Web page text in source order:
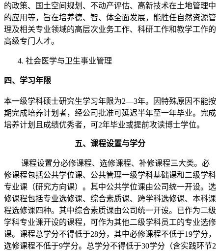
的政策、国土空间规划、不动产评估、高新技术在土地管理中
的应用等，旨在培养德、智、体全面发展，能胜任自然资源管
理及相关专业领域的高层次业务工作、科研工作和教学工作的
高级专门人才。
4. 社会医学与卫生事业管理
四、学习年限
本一级学科硕士研究生学习年限为2—3年。因特殊原因不能按
期完成培养计划者，经公司批准可延迟半年至一年毕业。完成
培养计划且成绩优秀者，可2年毕业或提前攻读博士学位。
五、课程设置与学分
课程设置分必修课程、选修课程、补修课程三大类。必
修课程包括公共学位课、公共管理一级学科基础课和二级学科
专业课（研究方向课）。其中公共学位课由公司统一开设。 选
修课程包括专业选修课、综合素质课、跨学科选修课、本科课
程选修课四种。其中综合素质课由公司统一开设。已作为二级
学科专业课开设的课程，可作为其他二级学科员工的专业选修
课。课程总学分不得低于28分，其中必修课程不低于19学分，
选修课程不低于9学分。总学分不得低于30学分（含实践环节2